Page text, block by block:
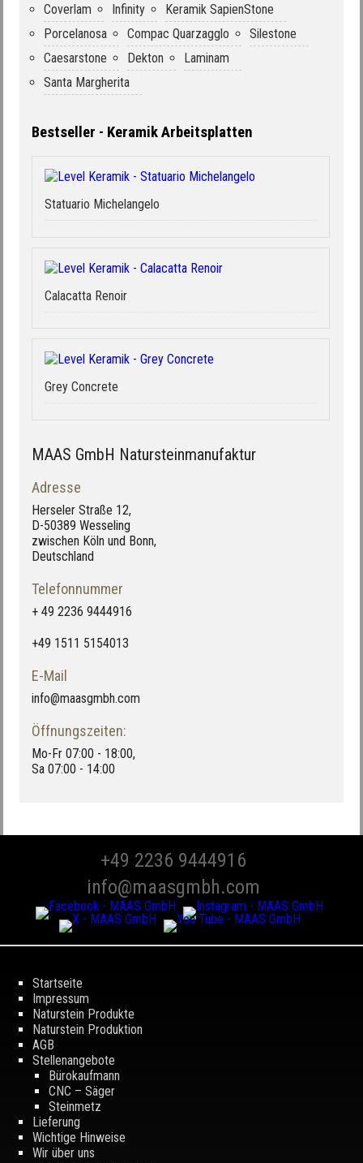
Coverlam
Infinity
Keramik SapienStone
Porcelanosa
Compac Quarzagglo
Silestone
Caesarstone
Dekton
Laminam
Santa Margherita
Bestseller - Keramik Arbeitsplatten
Statuario Michelangelo
Calacatta Renoir
Grey Concrete
MAAS GmbH Natursteinmanufaktur
Adresse
Herseler Straße 12,
D-50389 Wesseling
zwischen Köln und Bonn,
Deutschland
Telefonnummer
+ 49 2236 9444916
+49 1511 5154013
E-Mail
info@maasgmbh.com
Öffnungszeiten:
Mo-Fr 07:00 - 18:00,
Sa 07:00 - 14:00
+49 2236 9444916
info@maasgmbh.com
Startseite
Impressum
Naturstein Produkte
Naturstein Produktion
AGB
Stellenangebote
Bürokaufmann
CNC – Säger
Steinmetz
Lieferung
Wichtige Hinweise
Wir über uns